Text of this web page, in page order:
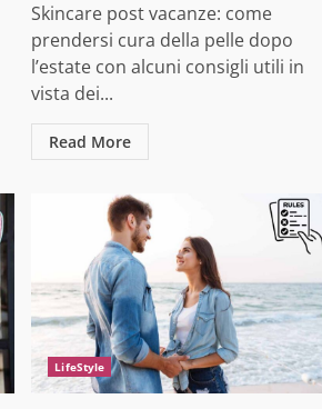
Skincare post vacanze: come
prendersi cura della pelle dopo
l’estate con alcuni consigli utili in
vista dei...
Read More
LifeStyle